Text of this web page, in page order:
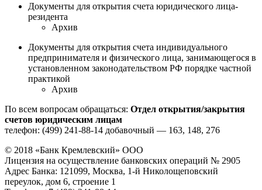
Документы для открытия счета юридического лица-
резидента
Архив
Документы для открытия счета индивидуального
предпринимателя и физического лица, занимающегося в
установленном законодательством РФ порядке частной
практикой
Архив
По всем вопросам обращаться: Отдел открытия/закрытия
счетов юридическим лицам
телефон: (499) 241-88-14 добавочный — 163, 148, 276
© 2018 «Банк Кремлевский» ООО
Лицензия на осуществление банковских операций № 2905
Адрес Банка: 121099, Москва, 1-й Николощеповский
переулок, дом 6, строение 1